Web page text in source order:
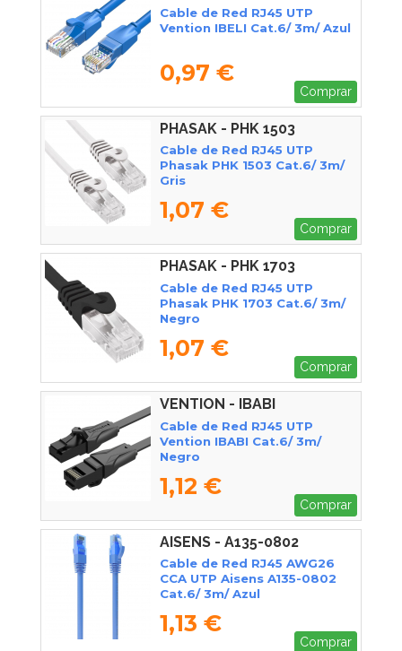
Cable de Red RJ45 UTP
Vention IBELI Cat.6/ 3m/ Azul
0,97 €
Comprar
PHASAK - PHK 1503
Cable de Red RJ45 UTP
Phasak PHK 1503 Cat.6/ 3m/
Gris
1,07 €
Comprar
PHASAK - PHK 1703
Cable de Red RJ45 UTP
Phasak PHK 1703 Cat.6/ 3m/
Negro
1,07 €
Comprar
VENTION - IBABI
Cable de Red RJ45 UTP
Vention IBABI Cat.6/ 3m/
Negro
1,12 €
Comprar
AISENS - A135-0802
Cable de Red RJ45 AWG26
CCA UTP Aisens A135-0802
Cat.6/ 3m/ Azul
1,13 €
Comprar